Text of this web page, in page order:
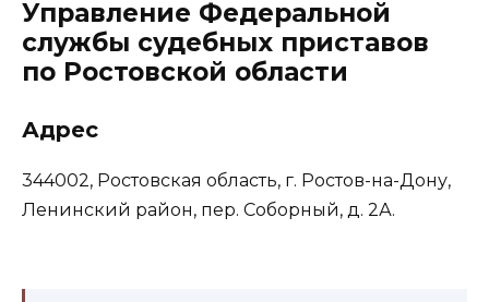
Управление Федеральной
службы судебных приставов
по Ростовской области
Адрес
344002, Ростовская область, г. Ростов-на-Дону,
Ленинский район, пер. Соборный, д. 2А.